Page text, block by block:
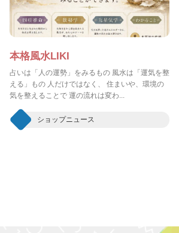
本格風水LIKI
占いは「人の運勢」をみるもの 風水は「運気を整
える」もの 人だけではなく、 住まいや、環境の
気を整えることで 運の流れは変わ...
ショップニュース